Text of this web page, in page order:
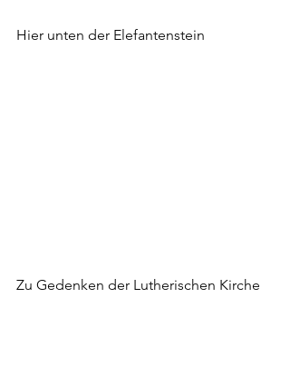
Hier unten der Elefantenstein
Zu Gedenken der Lutherischen Kirche